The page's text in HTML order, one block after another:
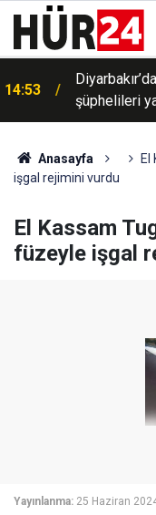
14:53
şüphelileri
Anasayfa
El
işgal rejimini vurdu
El Kassam
füzeyle işgal
Yayınlanma: 25 Haziran